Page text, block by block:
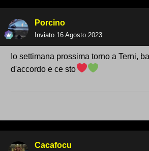
Porcino
Inviato 16 Agosto 2023
Io settimana prossima torno a Terni,
d'accordo e ce sto
Cacafocu